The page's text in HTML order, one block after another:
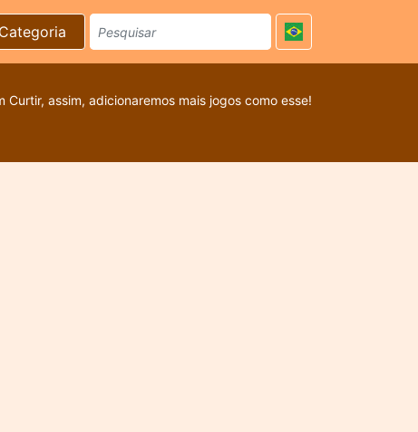
Curtir, assim, adicionaremos mais jogos como esse!